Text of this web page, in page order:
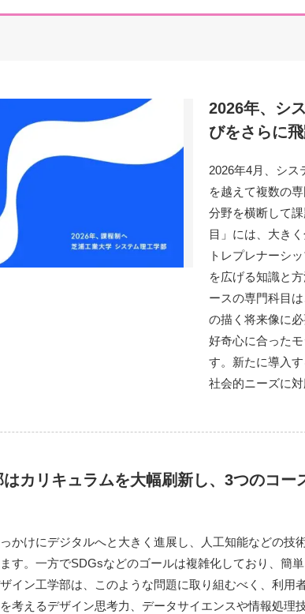
2026年、シ
びをさらに
2026年4月、シ
を越えて複数の
分野を横断して
目」には、大き
トレプレナーシ
を広げる知識と
ースの専門科目
の描く将来像に
好奇心に合った
す。新たに導入
社会的ニーズに
カリキュラムを大幅刷新し、3つのコー
かけにデジタルへと大きく進展し、人工知能などの技
す。一方でSDGsなどのゴールは複雑化しており、簡
イン工学部は、このような問題に取り組むべく、利⽤
考えるデザイン思考⼒、データサイエンスや情報処理